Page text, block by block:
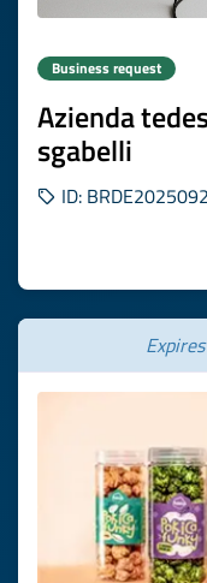
Business request
Azienda
sgabelli
ID: